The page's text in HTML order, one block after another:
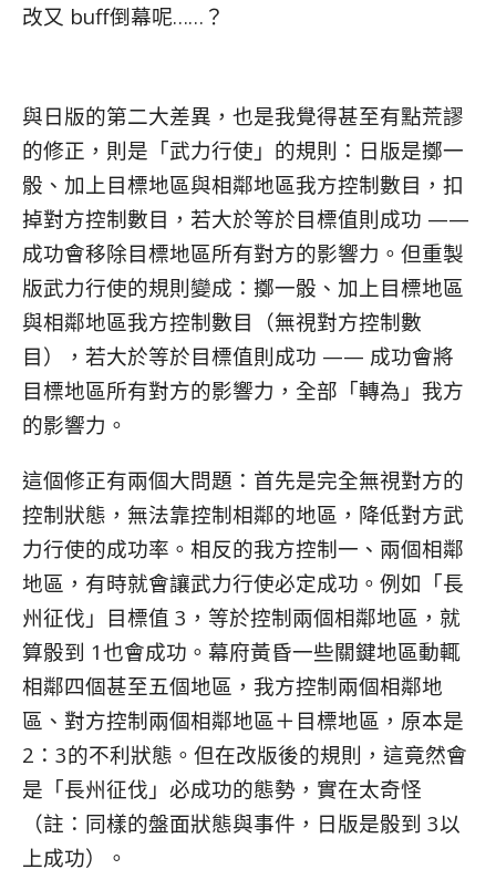
改又 buff倒幕呢……？
與日版的第二大差異，也是我覺得甚至有點荒謬
的修正，則是「武力行使」的規則：日版是擲一
骰、加上目標地區與相鄰地區我方控制數目，扣
掉對方控制數目，若大於等於目標值則成功 ——
成功會移除目標地區所有對方的影響力。但重製
版武力行使的規則變成：擲一骰、加上目標地區
與相鄰地區我方控制數目（無視對方控制數
目），若大於等於目標值則成功 —— 成功會將
目標地區所有對方的影響力，全部「轉為」我方
的影響力。
這個修正有兩個大問題：首先是完全無視對方的
控制狀態，無法靠控制相鄰的地區，降低對方武
力行使的成功率。相反的我方控制一、兩個相鄰
地區，有時就會讓武力行使必定成功。例如「長
州征伐」目標值 3，等於控制兩個相鄰地區，就
算骰到 1也會成功。幕府黃昏一些關鍵地區動輒
相鄰四個甚至五個地區，我方控制兩個相鄰地
區、對方控制兩個相鄰地區＋目標地區，原本是
2：3的不利狀態。但在改版後的規則，這竟然會
是「長州征伐」必成功的態勢，實在太奇怪
（註：同樣的盤面狀態與事件，日版是骰到 3以
上成功）。